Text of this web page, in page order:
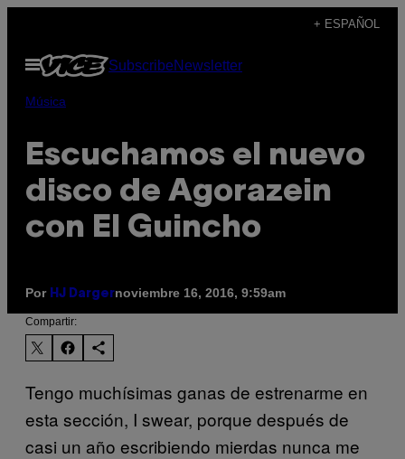
contenido
+ ESPAÑOL
Abrir
Menú
SubscribeNewsletter
Música
Escuchamos el nuevo
disco de Agorazein
con El Guincho
Por HJ Dargernoviembre 16, 2016, 9:59am
Compartir:
Tengo muchísimas ganas de estrenarme en
esta sección, I swear, porque después de
casi un año escribiendo mierdas nunca me